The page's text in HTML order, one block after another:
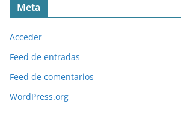
Meta
Acceder
Feed de entradas
Feed de comentarios
WordPress.org